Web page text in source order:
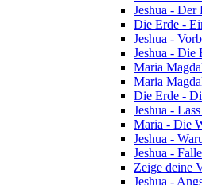
Jeshua - Der
Die Erde -
Jeshua -
Jeshua - Die
Maria
Maria
Die Erde -
Jeshua -
Maria - Die
Jeshua -
Jeshua -
Zeige deine
Jeshua -